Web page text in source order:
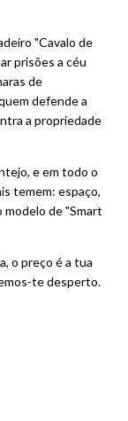
"Cavalo de
prisões a céu
de
defende a
a propriedade
e em todo o
temem: espaço,
de "Smart
o preço é a tua
te desperto.